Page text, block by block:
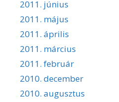
2011. június
2011. május
2011. április
2011. március
2011. február
2010. december
2010. augusztus